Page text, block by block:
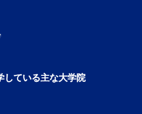
している主な大学院